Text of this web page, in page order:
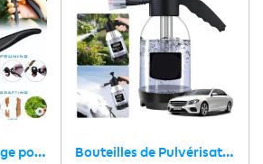
Sécateur de greffage pour jardins 4PCs BEETRO | TC0504 – مقص تطعيم و تقليم النبات Bouteilles de Pulvérisation de Mousse Sous Pression pour Voiture 2L – موزع الرغوة